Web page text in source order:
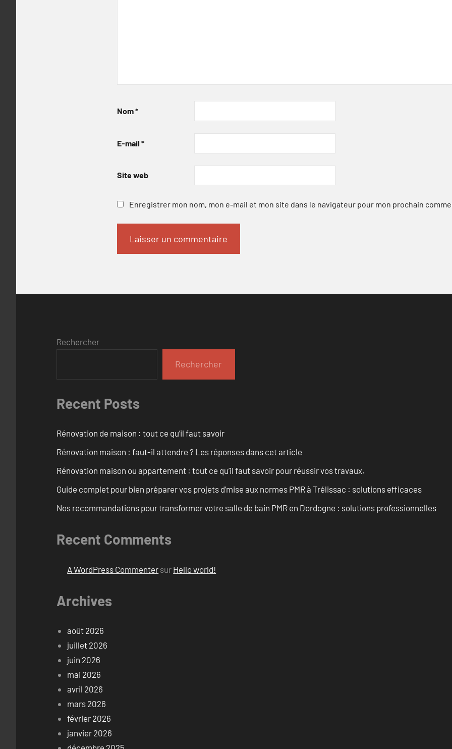
Nom*
E-mail *
Site web
Enregistrer mon nom, mon e-mail et mon site dans le navigateur pour mon prochain
Rechercher
Rechercher
Recent Posts
Rénovation de maison : tout ce qu’il faut savoir
Rénovation maison : faut-il attendre ? Les réponses dans cet article
Rénovation maison ou appartement : tout ce qu’il faut savoir pour réussir vos travaux.
Guide complet pour bien préparer vos projets d’mise aux normes PMR à Trélissac : solutions efficaces
Nos recommandations pour transformer votre salle de bain PMR en Dordogne : solutions professionnelles
Recent Comments
A WordPress Commenter sur Hello world!
Archives
août 2026
juillet 2026
juin 2026
mai 2026
avril 2026
mars 2026
février 2026
janvier 2026